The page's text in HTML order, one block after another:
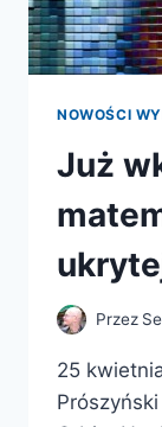
NOWOŚCI
Już
Przez
25